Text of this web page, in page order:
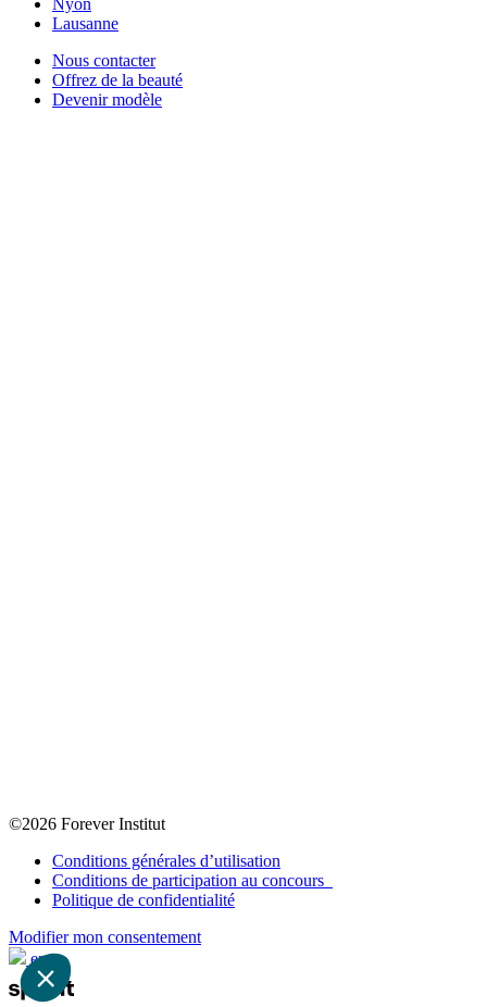
Lausanne
Nous contacter
Offrez de la beauté
Devenir modèle
©2026 Forever Institut
Conditions générales d’utilisation
Conditions de participation au concours
Politique de confidentialité
Modifier mon consentement
en